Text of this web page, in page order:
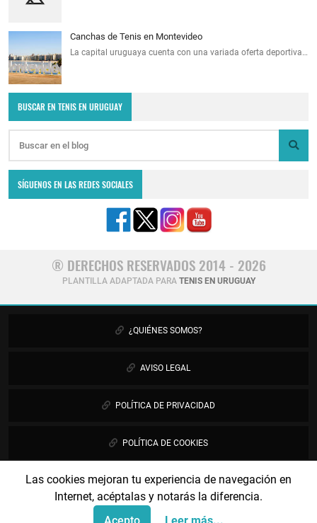
Las cookies mejoran tu experiencia de navegación en
Internet, acéptalas y notarás la diferencia.
Canchas de Tenis en Montevideo
La capital uruguaya cuenta con una variada oferta deportiva…
BUSCAR EN TENIS EN URUGUAY
SÍGUENOS EN LAS REDES SOCIALES
® DERECHOS RESERVADOS 2014 - 2026
PLANTILLA ADAPTADA PARA TENIS EN URUGUAY
¿QUIÉNES SOMOS?
AVISO LEGAL
POLÍTICA DE PRIVACIDAD
POLÍTICA DE COOKIES
PUBLICIDAD
CONTÁCTANOS